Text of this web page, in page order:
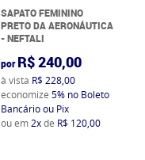
SAPATO FEMININO
PRETO DA AERONÁUTICA
- NEFTALI
por R$ 240,00
à vista R$ 228,00
economize 5% no Boleto
Bancário ou Pix
ou em 2xde R$ 120,00